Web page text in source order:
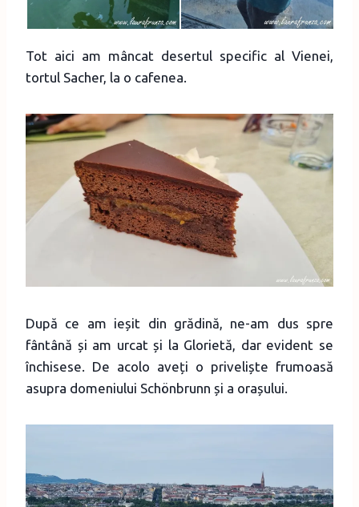
Tot aici am mâncat desertul specific al Vienei,
tortul Sacher, la o cafenea.
După ce am ieșit din grădină, ne-am dus spre
fântână și am urcat și la Glorietă, dar evident se
închisese. De acolo aveți o priveliște frumoasă
asupra domeniului Schönbrunn și a orașului.